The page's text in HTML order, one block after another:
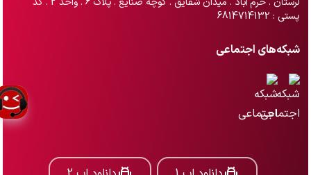
پستی : 6814714132
شبکه‌های اجتماعی